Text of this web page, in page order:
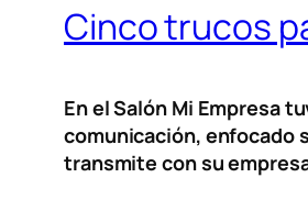
Cinco trucos
En el Salón Mi Empresa
comunicación, enfocado
transmitecon su